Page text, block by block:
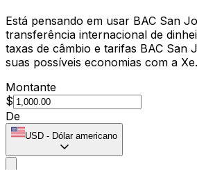
Está pensando em usar BAC San
transferência internacional de
taxas de câmbio e tarifas BAC San
suas possíveis economias com a Xe.
Montante
$
De
USD - Dólar americano